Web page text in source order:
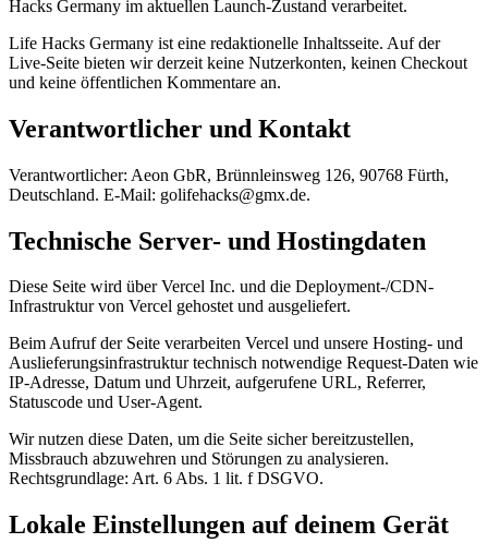
Hacks Germany im aktuellen Launch-Zustand verarbeitet.
Life Hacks Germany ist eine redaktionelle Inhaltsseite. Auf der
Live-Seite bieten wir derzeit keine Nutzerkonten, keinen Checkout
und keine öffentlichen Kommentare an.
Verantwortlicher und Kontakt
Verantwortlicher: Aeon GbR, Brünnleinsweg 126, 90768 Fürth,
Deutschland. E-Mail: golifehacks@gmx.de.
Technische Server- und Hostingdaten
Diese Seite wird über Vercel Inc. und die Deployment-/CDN-
Infrastruktur von Vercel gehostet und ausgeliefert.
Beim Aufruf der Seite verarbeiten Vercel und unsere Hosting- und
Auslieferungsinfrastruktur technisch notwendige Request-Daten wie
IP-Adresse, Datum und Uhrzeit, aufgerufene URL, Referrer,
Statuscode und User-Agent.
Wir nutzen diese Daten, um die Seite sicher bereitzustellen,
Missbrauch abzuwehren und Störungen zu analysieren.
Rechtsgrundlage: Art. 6 Abs. 1 lit. f DSGVO.
Lokale Einstellungen auf deinem Gerät